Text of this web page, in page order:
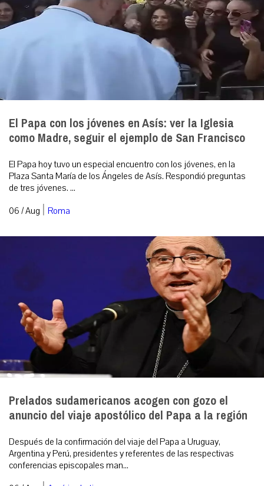
El Papa con los jóvenes en Asís: ver la Iglesia
como Madre, seguir el ejemplo de San Francisco
El Papa hoy tuvo un especial encuentro con los jóvenes, en la
Plaza Santa María de los Ángeles de Asís. Respondió preguntas
de tres jóvenes. ...
06 / Aug | Roma
Prelados sudamericanos acogen con gozo el
anuncio del viaje apostólico del Papa a la región
Después de la confirmación del viaje del Papa a Uruguay,
Argentina y Perú, presidentes y referentes de las respectivas
conferencias episcopales man...